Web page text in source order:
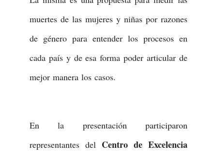
muertes de las mujeres y niñas por razones
de género para entender los procesos en
cada país y de esa forma poder articular de
mejor manera los casos.
En la presentación participaron
representantes del Centro de Excelencia